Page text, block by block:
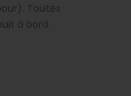
Toutes
à bord.